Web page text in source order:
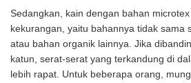
Sedangkan, kain dengan bahan
kekurangan, yaitu bahannya tidak sama
atau bahan organik lainnya. Jika
katun, serat-serat yang terkandung di
lebih rapat. Untuk beberapa orang,